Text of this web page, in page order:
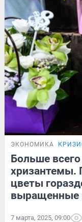
ЭКОНОМИКА
Больше
хризантемы.
цветы
выращенные
7 марта, 2025, 09:00